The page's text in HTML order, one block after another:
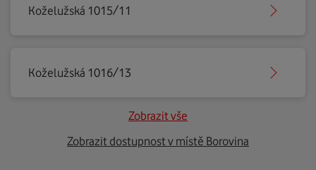
Koželužská 1015/11
Koželužská 1016/13
Zobrazit vše
Zobrazit dostupnost v místě Borovina